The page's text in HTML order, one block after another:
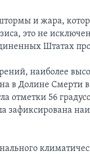
и жара,
это не
Штатах
наиболее
в Долине Смерти
отметки 56